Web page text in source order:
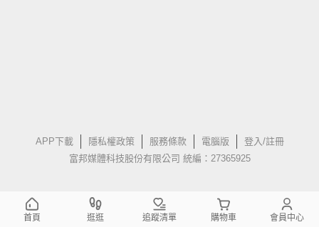
APP下載 隱私權政策 服務條款 電腦版
登入/註冊
富邦媒體科技股份有限公司 統編：27365925
首頁 逛逛 追蹤清單 購物車 會員中心